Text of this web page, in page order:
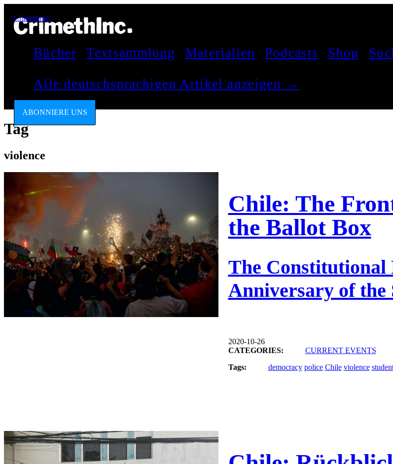
CrimethInc.
Bücher Textsammlung Materialien Podcasts Shop
Alle deutschsprachigen Artikel anzeigen →
ABONNIERE UNS
Tag
violence
Chile: The
the Ballot Box
The Constitutional
Anniversary of the
2020-10-26
CATEGORIES:
CURRENT EVENTS
Tags:
democracy police Chile violence